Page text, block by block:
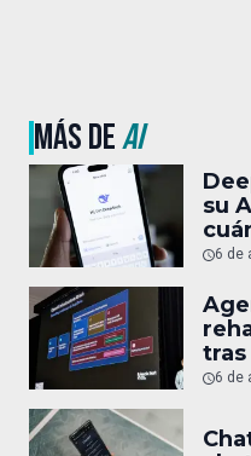
MÁS DEAI
su
6 de
6 de